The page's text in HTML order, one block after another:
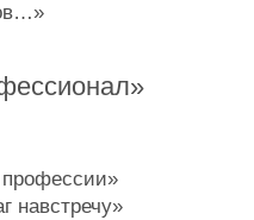
навстречу»